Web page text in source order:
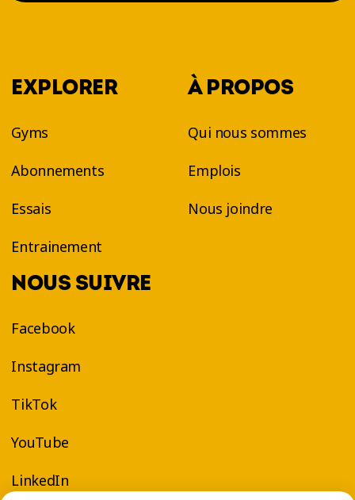
EXPLORER
Gyms
Abonnements
Essais
Entrainement
À PROPOS
Qui nous sommes
Emplois
Nous joindre
NOUS SUIVRE
Facebook
Instagram
TikTok
YouTube
LinkedIn